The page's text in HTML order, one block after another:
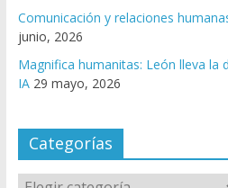
Comunicación y relaciones
junio, 2026
Magnifica humanitas: León lleva la
IA 29 mayo, 2026
Categorías